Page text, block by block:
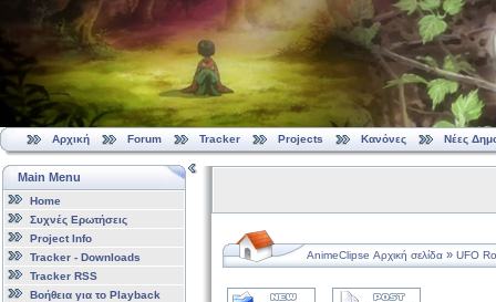
Αρχική Forum Tracker Projects Κανόνες Νέες
Main Menu
Home
Συχνές Ερωτήσεις
Project Info
Tracker - Downloads
Tracker RSS
Βοήθεια για το Playback
AnimeClipse Αρχική σελίδα » UFO